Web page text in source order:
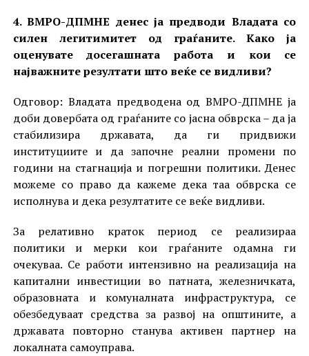
4. ВМРО-ДПМНЕ денес ја предводи Владата со
силен легитимитет од граѓаните. Како ја
оценувате досегашната работа и кои се
најважните резултати што веќе се видливи?
Одговор: Владата предводена од ВМРО-ДПМНЕ ја
доби довербата од граѓаните со јасна обврска – да ја
стабилизира државата, да ги придвижи
институциите и да започне реални промени по
години на стагнација и погрешни политики. Денес
можеме со право да кажеме дека таа обврска се
исполнува и дека резултатите се веќе видливи.
За релативно краток период се реализираа
политики и мерки кои граѓаните одамна ги
очекуваа. Се работи интензивно на реализација на
капитални инвестиции во патната, железничката,
образовната и комуналната инфраструктура, се
обезбедуваат средства за развој на општините, а
државата повторно станува активен партнер на
локалната самоуправа.